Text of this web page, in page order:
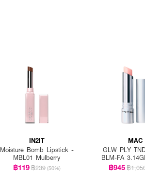
IN2IT
Moisture Bomb Lipstick -
MBL01 Mulberry
฿119฿239 (50%)
MAC
GLW PLY
BLM-FA
฿945฿